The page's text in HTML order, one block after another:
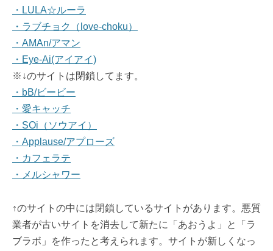
・LULA☆ルーラ
・ラブチョク（love-choku）
・AMAn/アマン
・Eye-Ai(アイアイ)
※↓のサイトは閉鎖してます。
・bB/ビービー
・愛キャッチ
・SOi（ソウアイ）
・Applause/アプローズ
・カフェラテ
・メルシャワー
↑のサイトの中には閉鎖しているサイトがあります。悪質
業者が古いサイトを消去して新たに「あおうよ」と「ラ
ブラボ」を作ったと考えられます。サイトが新しくなっ